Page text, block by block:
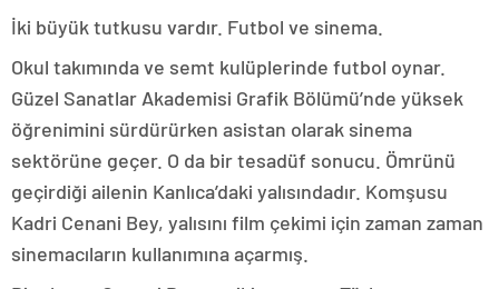
İki büyük tutkusu vardır. Futbol ve sinema.
Okul takımında ve semt kulüplerinde futbol oynar.
Güzel Sanatlar Akademisi Grafik Bölümü’nde yüksek
öğrenimini sürdürürken asistan olarak sinema
sektörüne geçer. O da bir tesadüf sonucu. Ömrünü
geçirdiği ailenin Kanlıca’daki yalısındadır. Komşusu
Kadri Cenani Bey, yalısını film çekimi için zaman zaman
sinemacıların kullanımına açarmış.